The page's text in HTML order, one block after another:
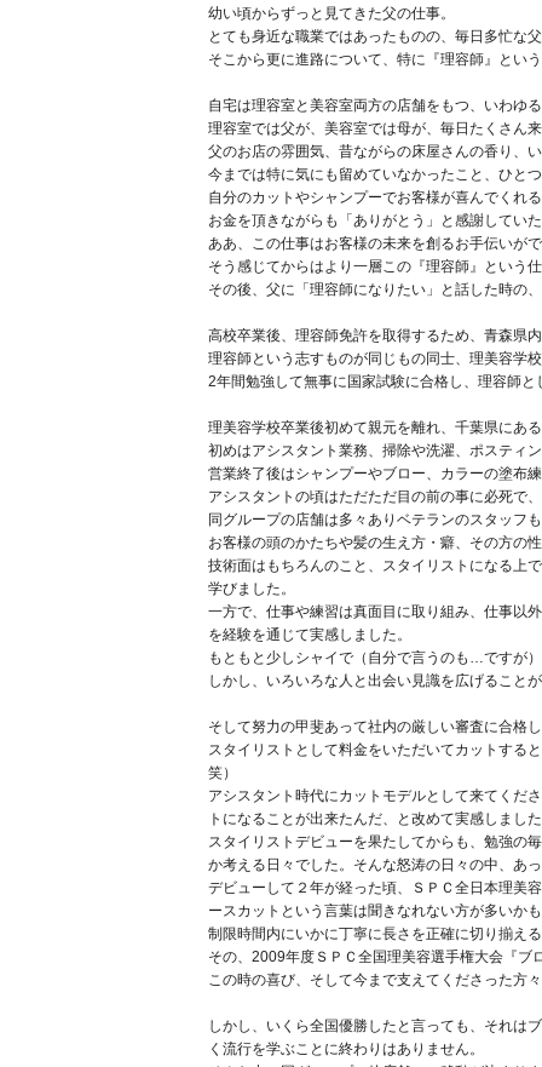
幼い頃からずっと見てきた父の仕事。
とても身近な職業ではあったものの、毎日多忙な
そこから更に進路について、特に『理容師』とい
自宅は理容室と美容室両方の店舗をもつ、いわゆ
理容室では父が、美容室では母が、毎日たくさん
父のお店の雰囲気、昔ながらの床屋さんの香り、
今までは特に気にも留めていなかったこと、ひと
自分のカットやシャンプーでお客様が喜んでくれ
お金を頂きながらも「ありがとう」と感謝してい
ああ、この仕事はお客様の未来を創るお手伝いが
そう感じてからはより一層この『理容師』という
その後、父に「理容師になりたい」と話した時の
高校卒業後、理容師免許を取得するため、青森県
理容師という志すものが同じもの同士、理美容学
2年間勉強して無事に国家試験に合格し、理容師
理美容学校卒業後初めて親元を離れ、千葉県にあ
初めはアシスタント業務、掃除や洗濯、ポスティ
営業終了後はシャンプーやブロー、カラーの塗布
アシスタントの頃はただただ目の前の事に必死で
同グループの店舗は多々ありベテランのスタッフ
お客様の頭のかたちや髪の生え方・癖、その方の
技術面はもちろんのこと、スタイリストになる上
学びました。
一方で、仕事や練習は真面目に取り組み、仕事以
を経験を通じて実感しました。
もともと少しシャイで（自分で言うのも…ですが
しかし、いろいろな人と出会い見識を広げること
そして努力の甲斐あって社内の厳しい審査に合格
スタイリストとして料金をいただいてカットする
笑）
アシスタント時代にカットモデルとして来てくだ
トになることが出来たんだ、と改めて実感しまし
スタイリストデビューを果たしてからも、勉強の
か考える日々でした。そんな怒涛の日々の中、あ
デビューして２年が経った頃、ＳＰＣ全日本理美
ースカットという言葉は聞きなれない方が多いか
制限時間内にいかに丁寧に長さを正確に切り揃え
その、2009年度ＳＰＣ全国理美容選手権大会『
この時の喜び、そして今まで支えてくださった方
しかし、いくら全国優勝したと言っても、それは
く流行を学ぶことに終わりはありません。